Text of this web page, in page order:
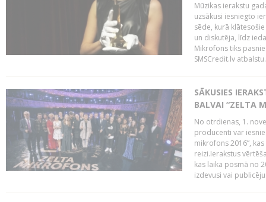
Mūzikas ierakstu
uzsākusi iesniegto
sēde, kurā
un diskutēja, līdz
Mikrofons tiks
SMSCredit.lv
SĀKUSIES
BALVAI “ZELTA
No otrdienas, 1.
producenti var
mikrofons 2016”,
reizi.Ierakstus
kas laika posmā no
izdevusi vai